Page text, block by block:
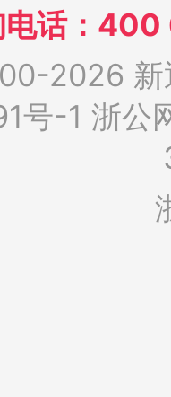
电话：
2026 新
号-1 浙公